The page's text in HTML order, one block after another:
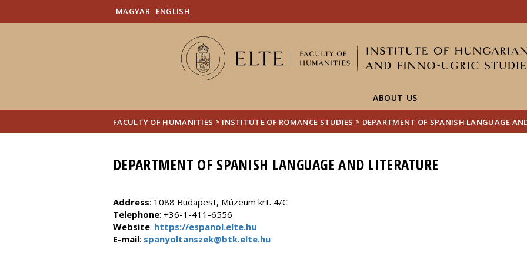
MAGYAR ENGLISH
ABOUT US
FACULTY OF HUMANITIES > INSTITUTE OF ROMANCE STUDIES > DEPARTMENT OF SPANISH LANGUAGE
DEPARTMENT OF SPANISH LANGUAGE AND LITERATURE
Address: 1088 Budapest, Múzeum krt. 4/C
Telephone: +36-1-411-6556
Website: https://espanol.elte.hu
E-mail: spanyoltanszek@btk.elte.hu